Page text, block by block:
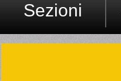
Sezioni